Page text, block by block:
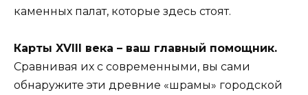
каменных палат, которые здесь стоят.
Карты XVIII века – ваш главный помощник.
Сравнивая их с современными, вы сами
обнаружите эти древние «шрамы» городской